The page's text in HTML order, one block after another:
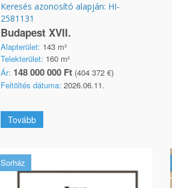
Keresés azonosító alapján: HI-
2581131
Budapest XVII.
Alapterület: 143 m²
Telekterület: 160 m²
Ár: 148 000 000 Ft(404 372 €)
Feltöltés dátuma: 2026.06.11.
Tovább
Sorház